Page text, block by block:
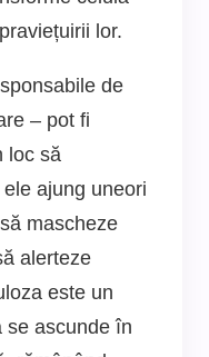
lor.
de
– pot fi
loc să
ajung uneori
mascheze
alerteze
este un
se ascunde în